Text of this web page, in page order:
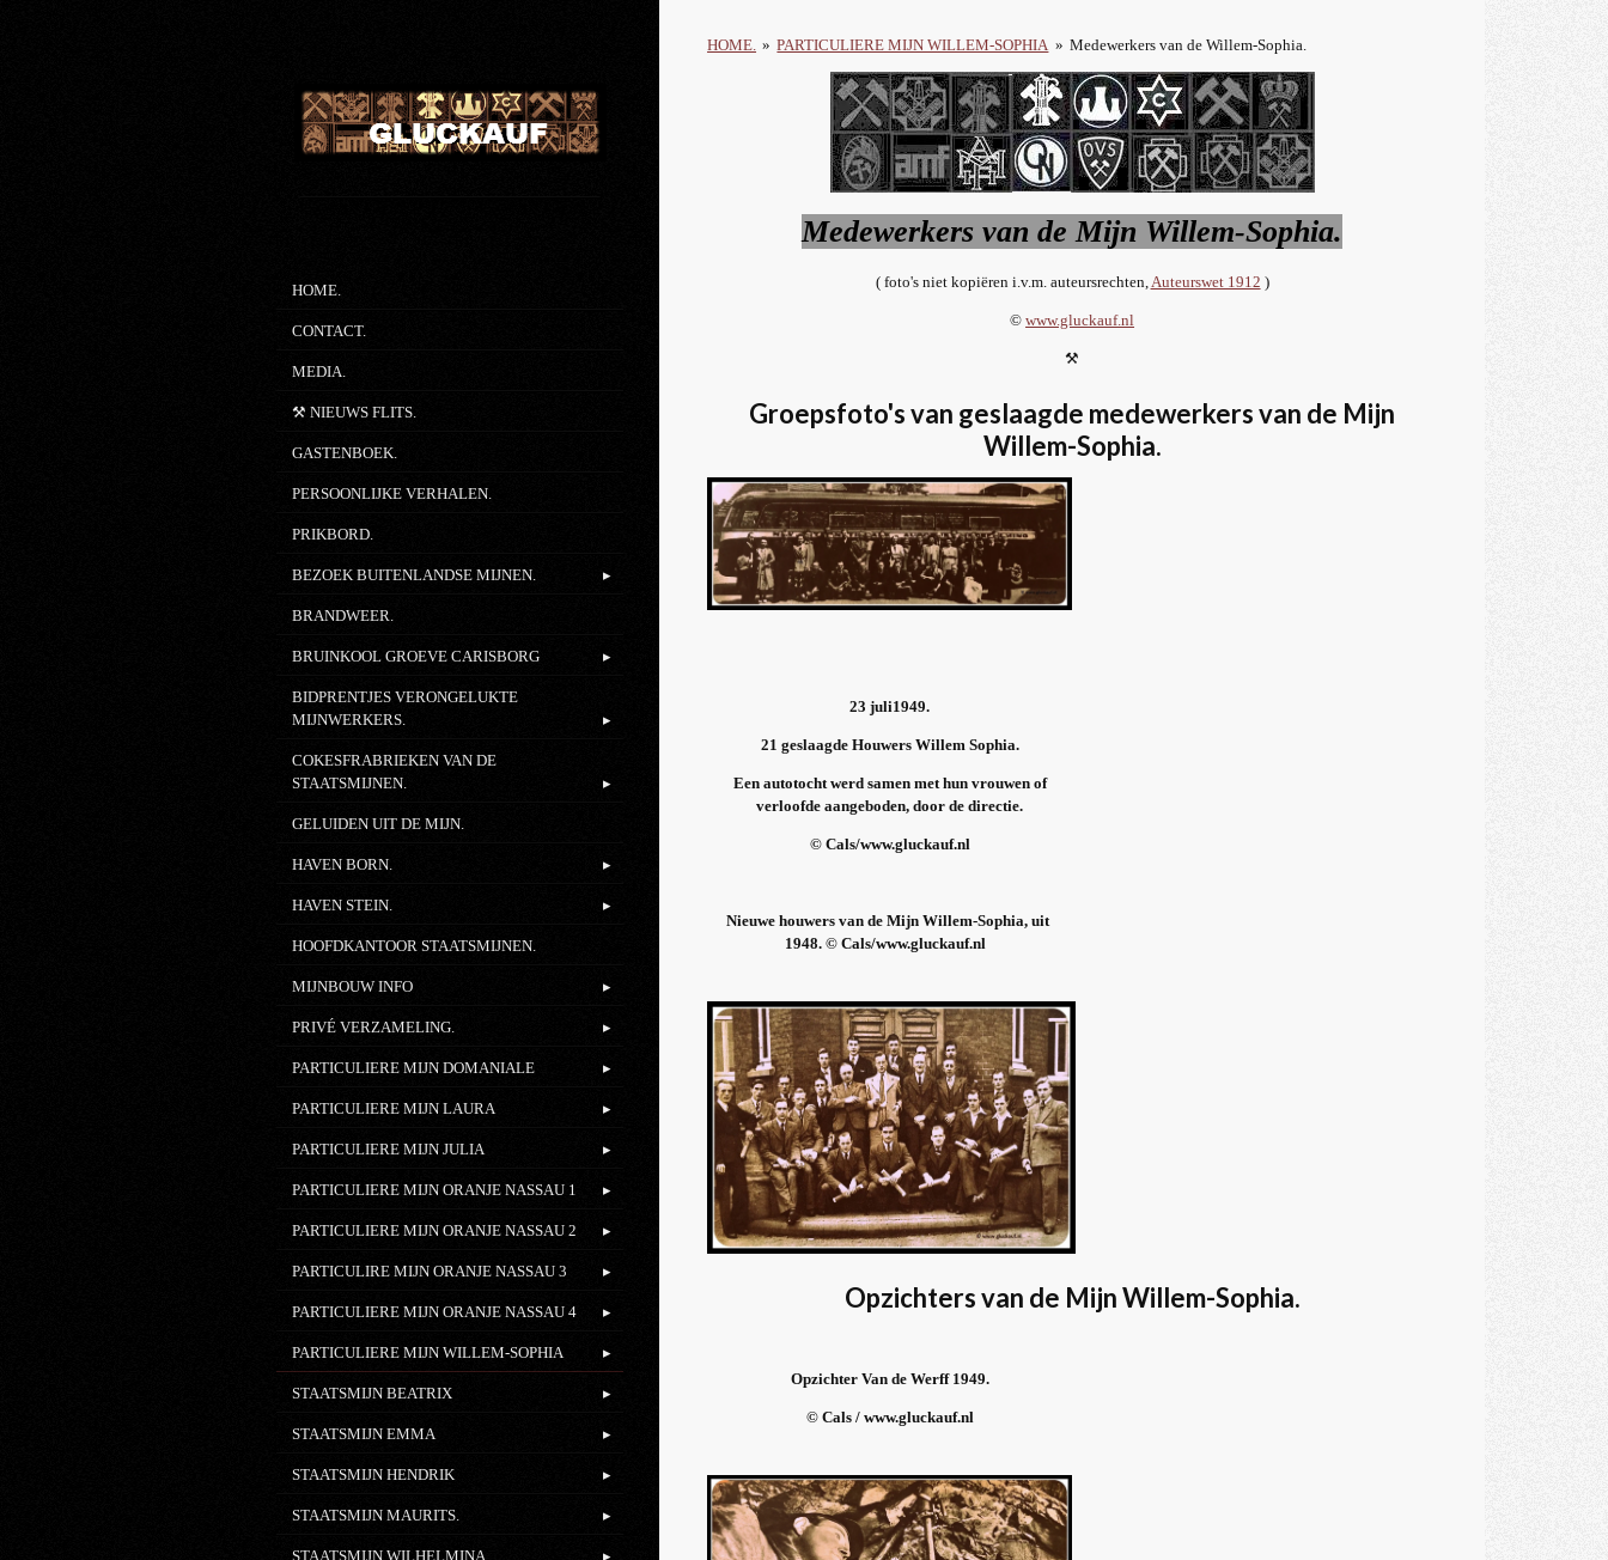
HOME. » PARTICULIERE MIJN WILLEM-SOPHIA » Medewerkers van de Willem-Sophia.
Medewerkers van de Mijn Willem-Sophia.
( foto's niet kopiëren i.v.m. auteursrechten, Auteurswet 1912 )
©www.gluckauf.nl
⚒
Groepsfoto's van geslaagde medewerkers van de Mijn
Willem-Sophia.
23 juli1949.
21 geslaagde Houwers Willem Sophia.
Een autotocht werd samen met hun vrouwen of
verloofde aangeboden, door de directie.
© Cals/www.gluckauf.nl
Nieuwe houwers van de Mijn Willem-Sophia, uit
1948. © Cals/www.gluckauf.nl
Opzichters van de Mijn Willem-Sophia.
Opzichter Van de Werff 1949.
© Cals / www.gluckauf.nl
HOME.
CONTACT.
MEDIA.
⚒ NIEUWS FLITS.
GASTENBOEK.
PERSOONLIJKE VERHALEN.
PRIKBORD.
BEZOEK BUITENLANDSE MIJNEN.
BRANDWEER.
BRUINKOOL GROEVE CARISBORG
BIDPRENTJES VERONGELUKTE
MIJNWERKERS.
COKESFRABRIEKEN VAN DE
STAATSMIJNEN.
GELUIDEN UIT DE MIJN.
HAVEN BORN.
HAVEN STEIN.
HOOFDKANTOOR STAATSMIJNEN.
MIJNBOUW INFO
PRIVÉ VERZAMELING.
PARTICULIERE MIJN DOMANIALE
PARTICULIERE MIJN LAURA
PARTICULIERE MIJN JULIA
PARTICULIERE MIJN ORANJE NASSAU 1
PARTICULIERE MIJN ORANJE NASSAU 2
PARTICULIRE MIJN ORANJE NASSAU 3
PARTICULIERE MIJN ORANJE NASSAU 4
PARTICULIERE MIJN WILLEM-SOPHIA
STAATSMIJN BEATRIX
STAATSMIJN EMMA
STAATSMIJN HENDRIK
STAATSMIJN MAURITS.
STAATSMIJN WILHELMINA